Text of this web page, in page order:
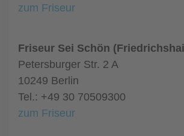
zum Friseur
Friseur Sei Schön
Petersburger Str. 2 A
10249 Berlin
Tel.: +49 30 70509300
zum Friseur